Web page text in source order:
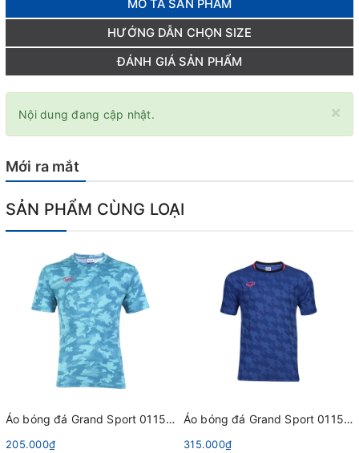
MÔ TẢ SẢN PHẨM
HƯỚNG DẪN CHỌN SIZE
ĐÁNH GIÁ SẢN PHẨM
×
Nội dung đang cập nhật.
Mới ra mắt
SẢN PHẨM CÙNG LOẠI
Áo bóng đá Grand Sport 011551 Xanh Dương Da Trời
205.000₫
Áo bóng đá Grand Sport 011562 Xanh Dương
315.000₫